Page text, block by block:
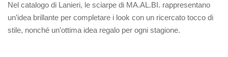
Nel catalogo di Lanieri, le sciarpe di MA.AL.BI. rappresentano
un’idea brillante per completare i look con un ricercato tocco di
stile, nonché un’ottima idea regalo per ogni stagione.